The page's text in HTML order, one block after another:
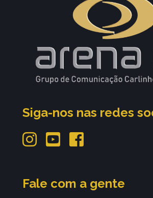
Siga-nos nas redes
Fale com a gente